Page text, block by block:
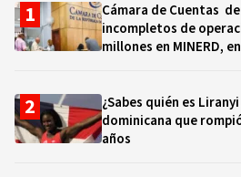
Cámara de Cuentas
incompletos de
millones en MINERD,
¿Sabes quién es
dominicana que
años